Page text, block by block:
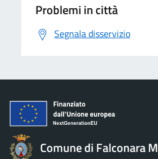
Problemi in città
Segnala disservizio
Comune di Falconara